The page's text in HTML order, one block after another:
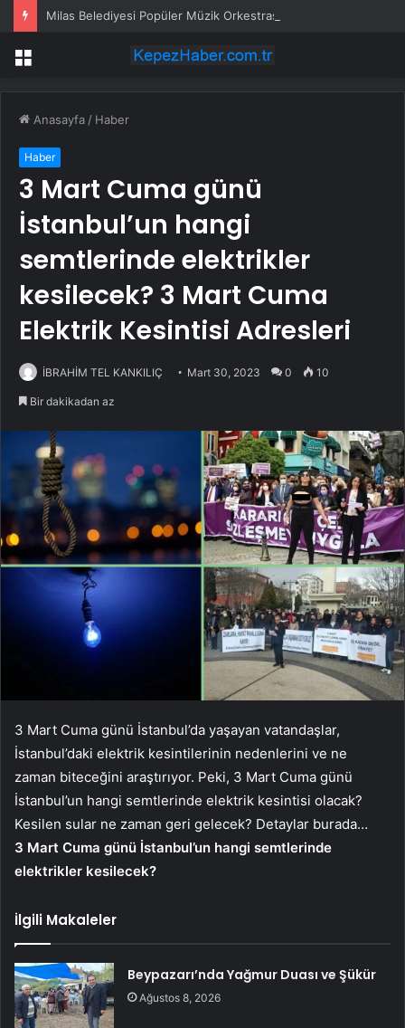
Menü
Anasayfa / Haber
Haber
3 Mart Cuma günü
İstanbul’un hangi
semtlerinde elektrikler
kesilecek? 3 Mart Cuma
Elektrik Kesintisi Adresleri
İBRAHİM TEL KANKILIÇ Mart 30, 2023 0 10
Bir dakikadan az
3 Mart Cuma günü İstanbul’da yaşayan vatandaşlar,
İstanbul’daki elektrik kesintilerinin nedenlerini ve ne
zaman biteceğini araştırıyor. Peki, 3 Mart Cuma günü
İstanbul’un hangi semtlerinde elektrik kesintisi olacak?
Kesilen sular ne zaman geri gelecek? Detaylar burada…
3 Mart Cuma günü İstanbul’un hangi semtlerinde
elektrikler kesilecek?
İlgili Makaleler
Beypazarı’nda Yağmur Duası ve Şükür
Ağustos 8, 2026